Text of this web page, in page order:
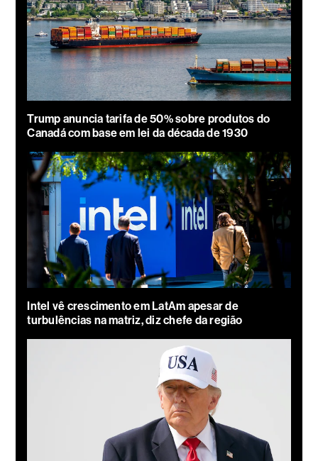
Trump anuncia tarifa de 50% sobre produtos do
Canadá com base em lei da década de 1930
Intel vê crescimento em LatAm apesar de
turbulências na matriz, diz chefe da região